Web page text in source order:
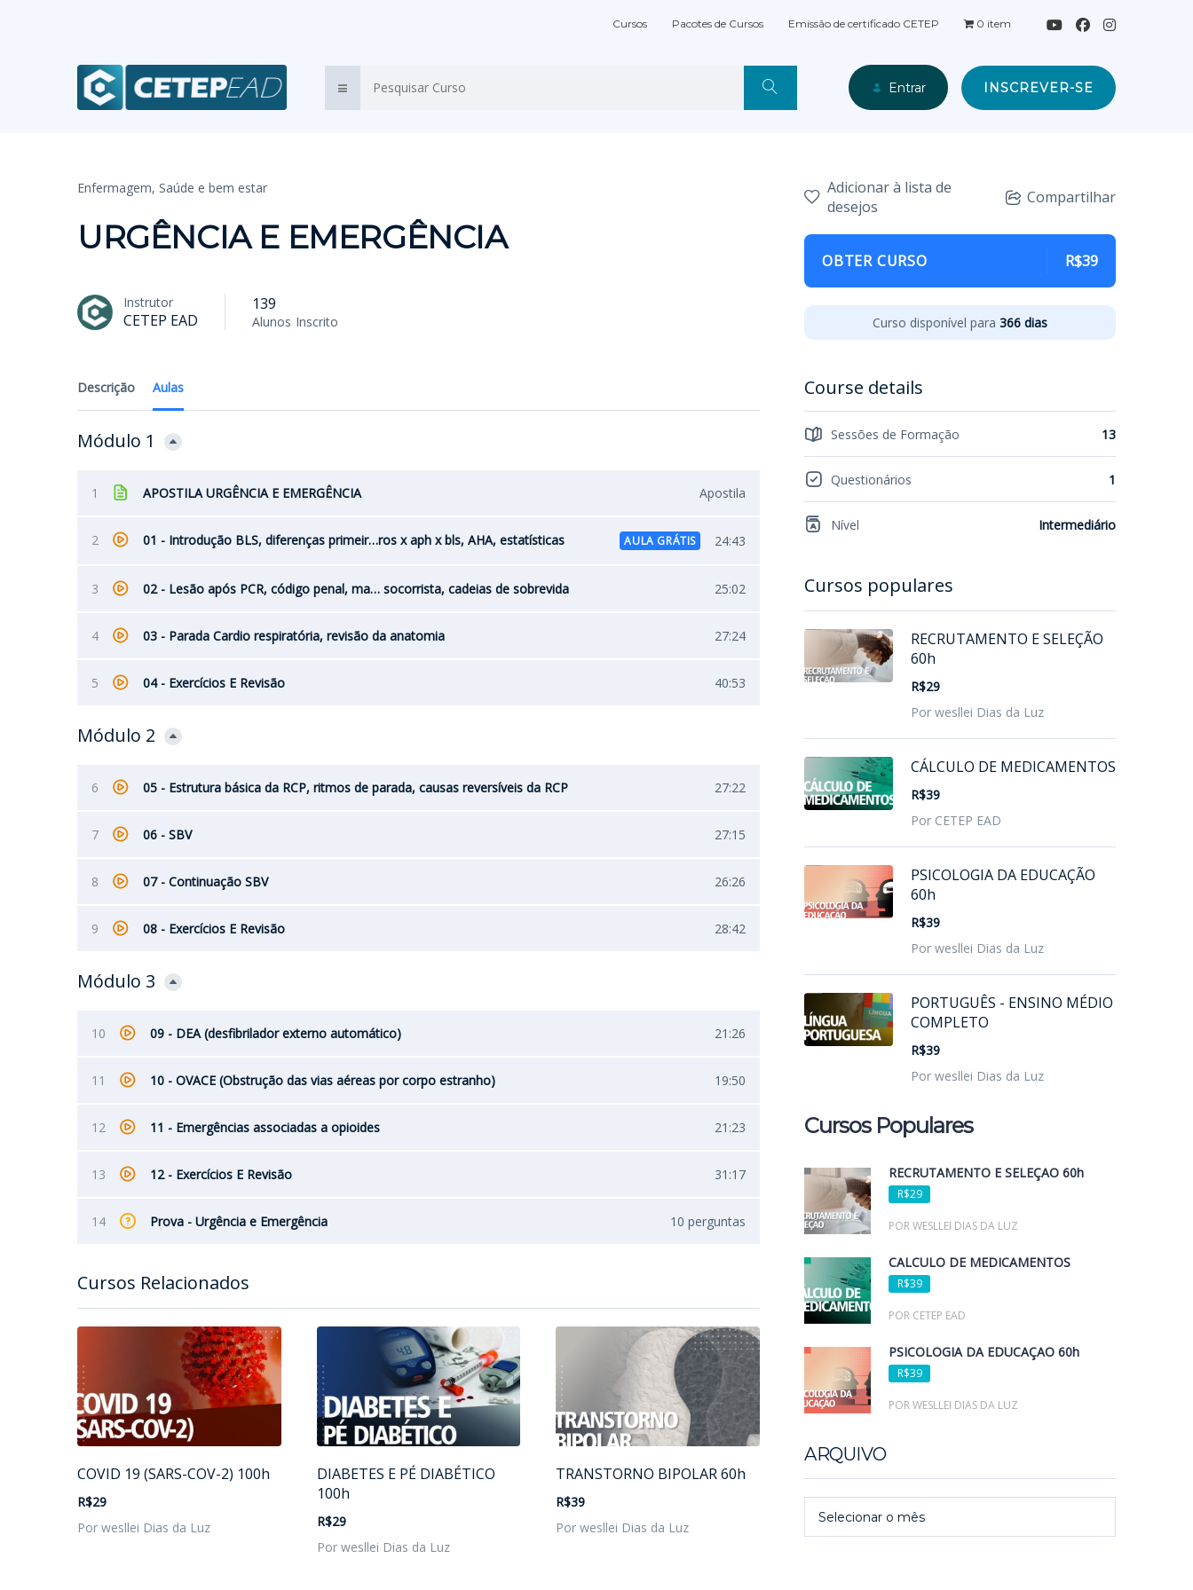
Cursos Pacotes de Cursos Emissão de certificado CETEP 0 item
Entrar INSCREVER-SE
Enfermagem, Saúde e bem estar
URGÊNCIA E EMERGÊNCIA
Instrutor
CETEP EAD
139
Alunos Inscrito
Descrição Aulas
Módulo 1
1 APOSTILA URGÊNCIA E EMERGÊNCIA Apostila
2 01 - Introdução BLS, diferenças primeir…ros x aph x bls, AHA, estatísticas AULA GRÁTIS 24:43
3 02 - Lesão após PCR, código penal, ma… socorrista, cadeias de sobrevida 25:02
4 03 - Parada Cardio respiratória, revisão da anatomia 27:24
5 04 - Exercícios E Revisão 40:53
Módulo 2
6 05 - Estrutura básica da RCP, ritmos de parada, causas reversíveis da RCP 27:22
7 06 - SBV 27:15
8 07 - Continuação SBV 26:26
9 08 - Exercícios E Revisão 28:42
Módulo 3
10 09 - DEA (desfibrilador externo automático) 21:26
11 10 - OVACE (Obstrução das vias aéreas por corpo estranho) 19:50
12 11 - Emergências associadas a opioides 21:23
13 12 - Exercícios E Revisão 31:17
14 Prova - Urgência e Emergência 10 perguntas
Cursos Relacionados
COVID 19 (SARS-COV-2) 100h
R$29
Por wesllei Dias da Luz
DIABETES E PÉ DIABÉTICO
100h
R$29
Por wesllei Dias da Luz
TRANSTORNO BIPOLAR 60h
R$39
Por wesllei Dias da Luz
Adicionar à lista de
desejos
Compartilhar
OBTER CURSO R$39
Curso disponível para 366 dias
Course details
Sessões de Formação 13
Questionários 1
Nível Intermediário
Cursos populares
RECRUTAMENTO E SELEÇÃO
60h
R$29
Por wesllei Dias da Luz
CÁLCULO DE MEDICAMENTOS
R$39
Por CETEP EAD
PSICOLOGIA DA EDUCAÇÃO
60h
R$39
Por wesllei Dias da Luz
PORTUGUÊS - ENSINO MÉDIO
COMPLETO
R$39
Por wesllei Dias da Luz
Cursos Populares
RECRUTAMENTO E SELEÇÃO 60h
R$29
POR WESLLEI DIAS DA LUZ
CÁLCULO DE MEDICAMENTOS
R$39
POR CETEP EAD
PSICOLOGIA DA EDUCAÇÃO 60h
R$39
POR WESLLEI DIAS DA LUZ
ARQUIVO
Selecionar o mês